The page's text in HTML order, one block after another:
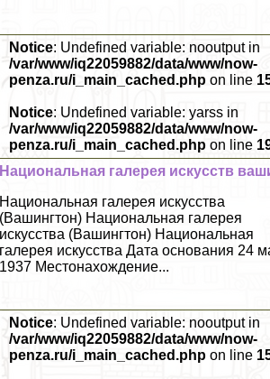
Notice: Undefined variable: nooutput in
/var/www/iq22059882/data/www/now-
penza.ru/i_main_cached.php on line
Notice: Undefined variable: yarss in
/var/www/iq22059882/data/www/now-
penza.ru/i_main_cached.php on line
Национальная галерея искусств
Национальная галерея искусства
(Вашингтон) Национальная галерея
искусства (Вашингтон) Национальная
галерея искусства Дата основания 24
1937 Местонахождение...
Notice: Undefined variable: nooutput in
/var/www/iq22059882/data/www/now-
penza.ru/i_main_cached.php on line